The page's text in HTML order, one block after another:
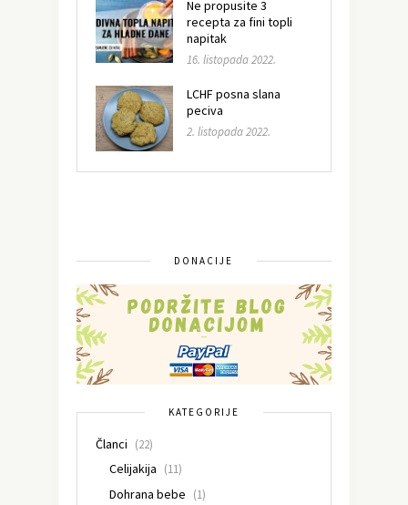
Ne propusite 3
recepta za fini topli
napitak
16. listopada 2022.
LCHF posna slana
peciva
2. listopada 2022.
DONACIJE
KATEGORIJE
Članci (22)
Celijakija (11)
Dohrana bebe (1)